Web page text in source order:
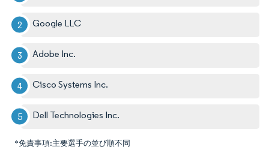
Google LLC
Adobe Inc.
Cisco Systems Inc.
Dell Technologies Inc.
*免責事項:主要選手の並び順不同